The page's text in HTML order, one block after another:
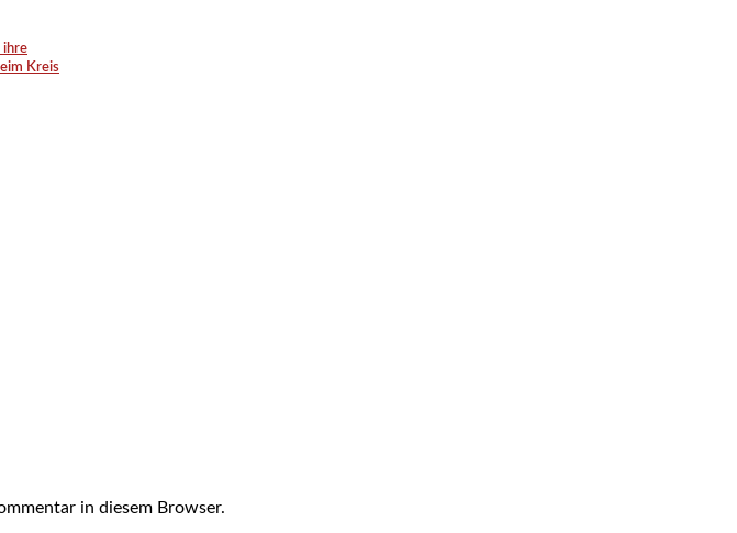
ihre
Kreis
in diesem Browser.